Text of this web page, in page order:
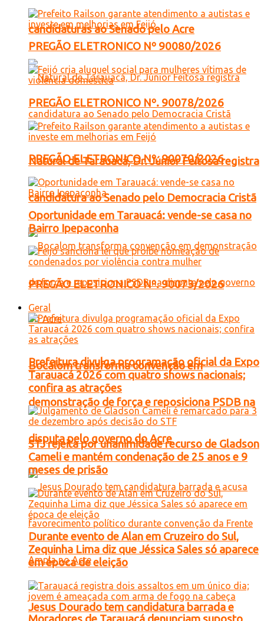
candidaturas ao Senado pelo Acre
Natural de Tarauacá, Dr. Júnior Feitosa registra
candidatura ao Senado pelo Democracia Cristã
Bocalom transforma convenção em
demonstração de força e reposiciona PSDB na
disputa pelo governo do Acre
Jesus Dourado tem candidatura barrada e
PREGÃO ELETRONICO Nº 90080/2026
PREGÃO ELETRONICO Nº. 90078/2026
PREGÃO ELETRONICO Nº. 90070/2026
Oportunidade em Tarauacá: vende-se casa no
Bairro Ipepaconha
PREGÃO ELETRONICO Nº. 90073/2026
Geral
Prefeitura divulga programação oficial da Expo
Tarauacá 2026 com quatro shows nacionais;
confira as atrações
STJ rejeita por unanimidade recurso de Gladson
Cameli e mantém condenação de 25 anos e 9
meses de prisão
Durante evento de Alan em Cruzeiro do Sul,
Zequinha Lima diz que Jéssica Sales só aparece
em época de eleição